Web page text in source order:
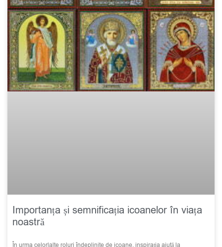
Importanța și semnificația icoanelor în viața
noastră
În urma celorlalte roluri îndeplinite de icoane, inspirația ajută la